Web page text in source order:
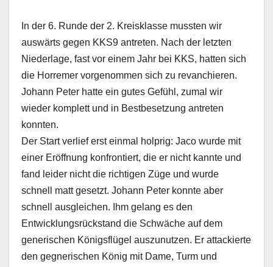
In der 6. Runde der 2. Kreisklasse mussten wir
auswärts gegen KKS9 antreten. Nach der letzten
Niederlage, fast vor einem Jahr bei KKS, hatten sich
die Horremer vorgenommen sich zu revanchieren.
Johann Peter hatte ein gutes Gefühl, zumal wir
wieder komplett und in Bestbesetzung antreten
konnten.
Der Start verlief erst einmal holprig: Jaco wurde mit
einer Eröffnung konfrontiert, die er nicht kannte und
fand leider nicht die richtigen Züge und wurde
schnell matt gesetzt. Johann Peter konnte aber
schnell ausgleichen. Ihm gelang es den
Entwicklungsrückstand die Schwäche auf dem
generischen Königsflügel auszunutzen. Er attackierte
den gegnerischen König mit Dame, Turm und